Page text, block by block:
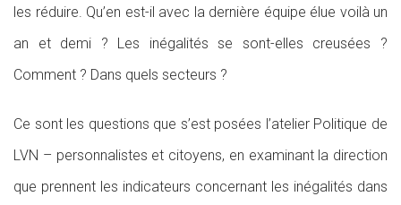
les réduire. Qu’en est-il avec la dernière équipe élue voilà un
an et demi ? Les inégalités se sont-elles creusées ?
Comment ? Dans quels secteurs ?
Ce sont les questions que s’est posées l’atelier Politique de
LVN – personnalistes et citoyens, en examinant la direction
que prennent les indicateurs concernant les inégalités dans